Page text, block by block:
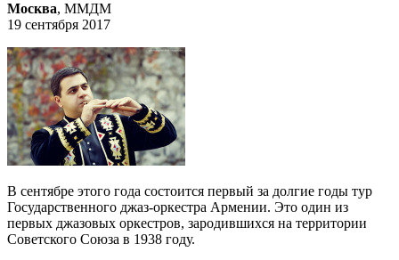
Москва, ММДМ
19 сентября 2017
В сентябре этого года состоится первый за долгие годы тур
Государственного джаз-оркестра Армении. Это один из
первых джазовых оркестров, зародившихся на территории
Советского Союза в 1938 году.